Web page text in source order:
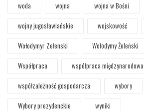
woda
wojna
wojna w Bośni
wojny jugosławiańskie
wojskowość
Wołodymyr Zełenski
Wołodymy Żeleński
Współpraca
współpraca międzynarodowa
współzależność gospodarcza
wybory
Wybory prezydenckie
wyniki